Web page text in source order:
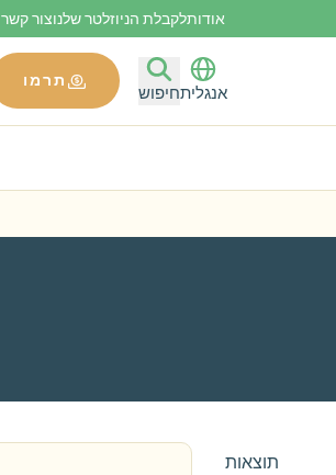
אודותלקבלת הניוזלטר שלנוצור קשר
אנגליתחיפוש
תרמו
תוצאות